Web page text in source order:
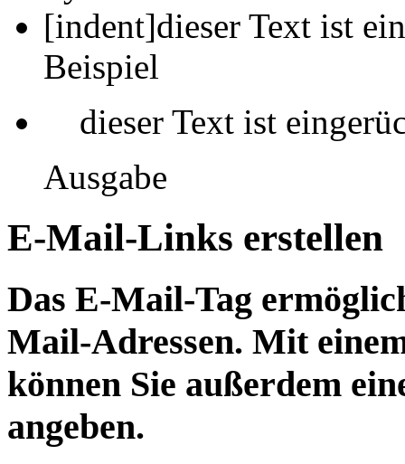
[indent]dieser Text ist
Beispiel
dieser Text ist
Ausgabe
E-Mail-Links erstellen
Das E-Mail-Tag
Mail-Adressen. Mit
können Sie außerdem
angeben.